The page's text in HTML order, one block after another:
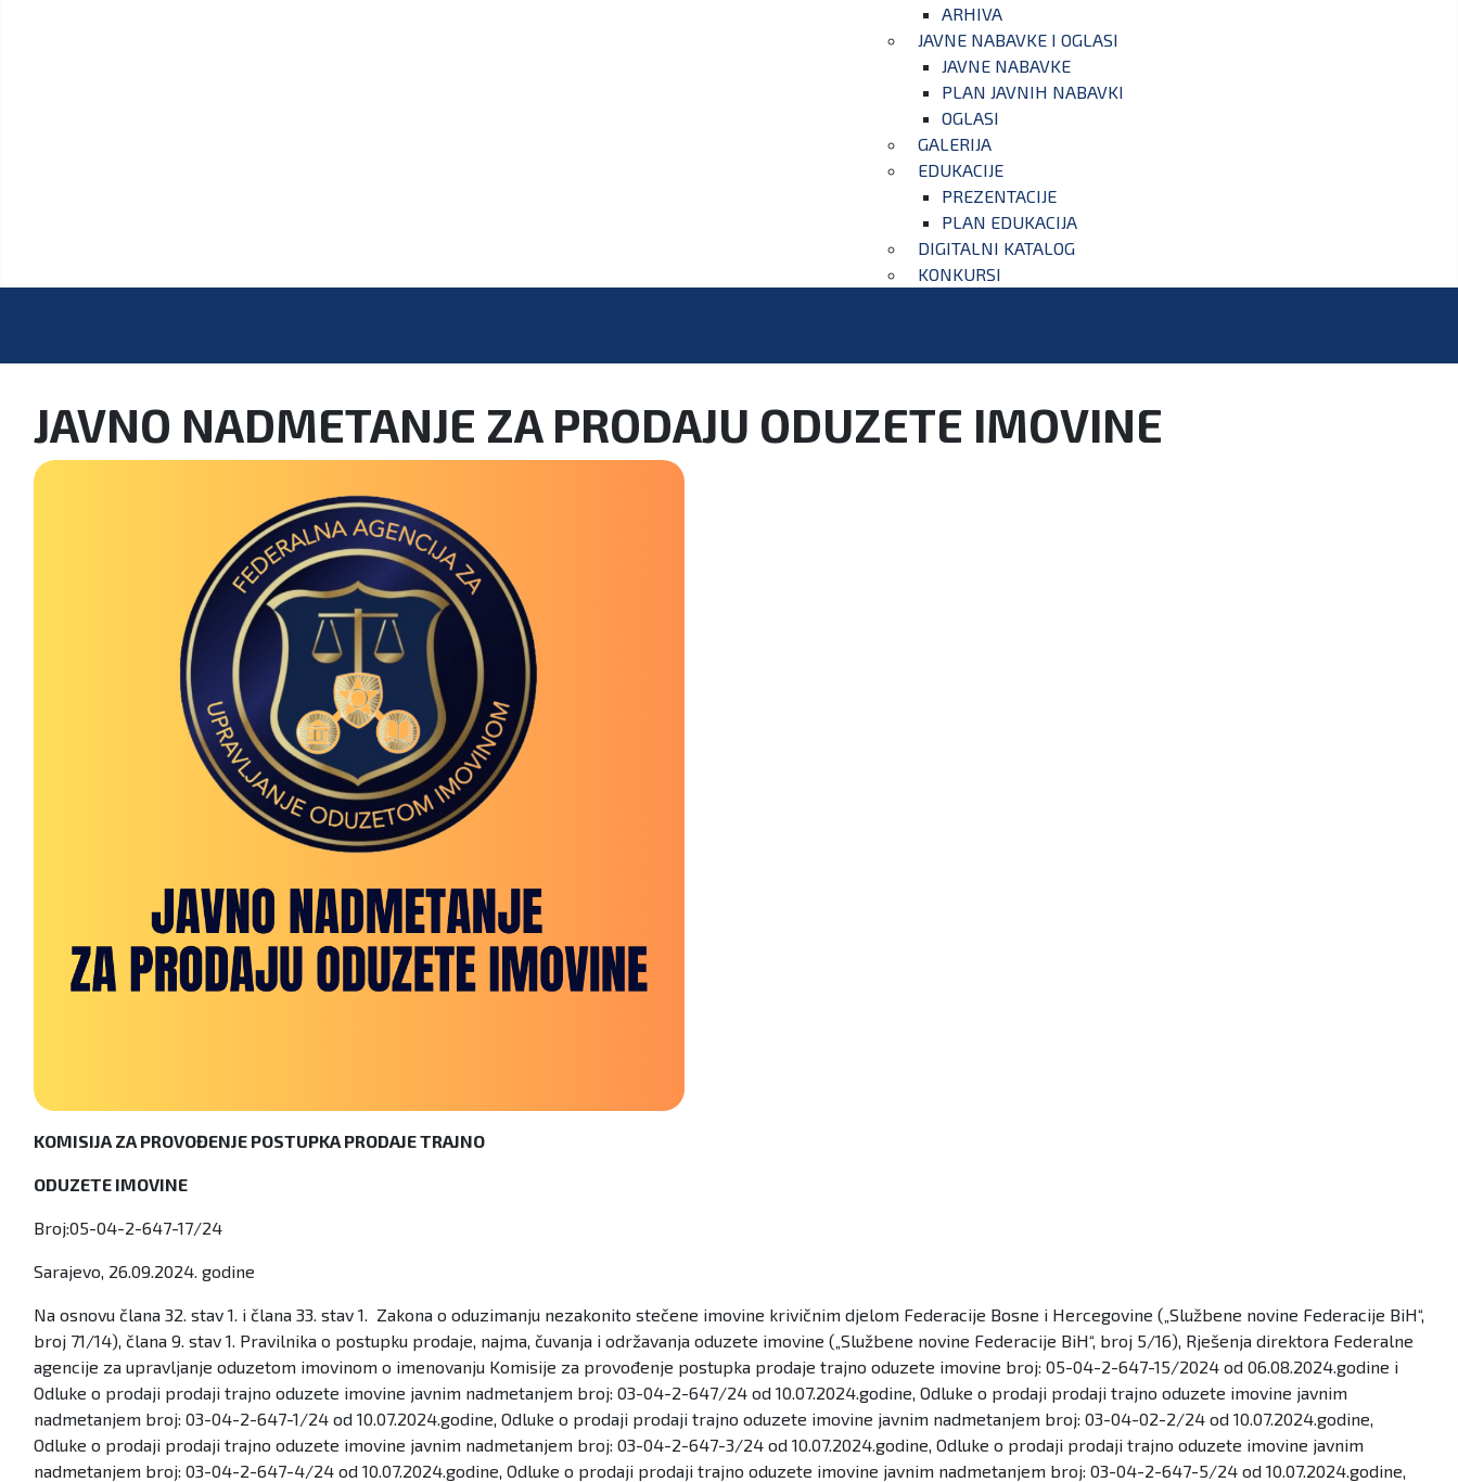
ARHIVA
JAVNE NABAVKE I OGLASI
JAVNE NABAVKE
PLAN JAVNIH NABAVKI
OGLASI
GALERIJA
EDUKACIJE
PREZENTACIJE
PLAN EDUKACIJA
DIGITALNI KATALOG
KONKURSI
JAVNO NADMETANJE ZA PRODAJU ODUZETE IMOVINE
KOMISIJA ZA PROVOĐENJE POSTUPKA PRODAJE TRAJNO
ODUZETE IMOVINE
Broj:05-04-2-647-17/24
Sarajevo, 26.09.2024. godine
Na osnovu člana 32. stav 1. i člana 33. stav 1. Zakona o oduzimanju nezakonito stečene imovine krivičnim djelom Federacije Bosne i Hercegovine („Službene novine Federacije BiH“,
broj 71/14), člana 9. stav 1. Pravilnika o postupku prodaje, najma, čuvanja i održavanja oduzete imovine („Službene novine Federacije BiH“, broj 5/16), Rješenja direktora Federalne
agencije za upravljanje oduzetom imovinom o imenovanju Komisije za provođenje postupka prodaje trajno oduzete imovine broj: 05-04-2-647-15/2024 od 06.08.2024.godine i
Odluke o prodaji prodaji trajno oduzete imovine javnim nadmetanjem broj: 03-04-2-647/24 od 10.07.2024.godine, Odluke o prodaji prodaji trajno oduzete imovine javnim
nadmetanjem broj: 03-04-2-647-1/24 od 10.07.2024.godine, Odluke o prodaji prodaji trajno oduzete imovine javnim nadmetanjem broj: 03-04-02-2/24 od 10.07.2024.godine,
Odluke o prodaji prodaji trajno oduzete imovine javnim nadmetanjem broj: 03-04-2-647-3/24 od 10.07.2024.godine, Odluke o prodaji prodaji trajno oduzete imovine javnim
nadmetanjem broj: 03-04-2-647-4/24 od 10.07.2024.godine, Odluke o prodaji prodaji trajno oduzete imovine javnim nadmetanjem broj: 03-04-2-647-5/24 od 10.07.2024.godine,